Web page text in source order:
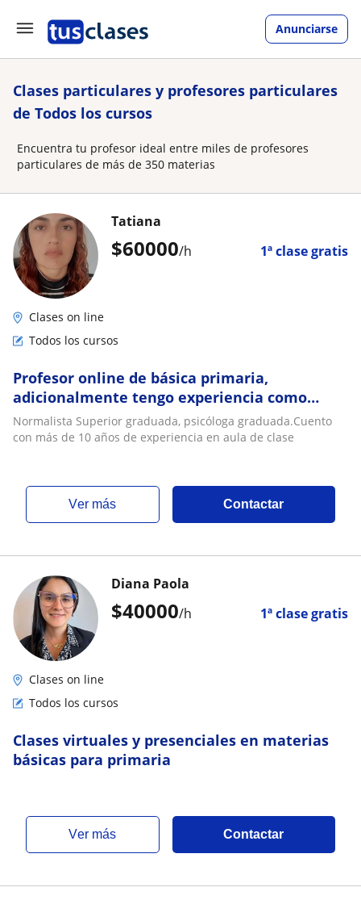
Anunciarse
Clases particulares y profesores particulares
de Todos los cursos
Encuentra tu profesor ideal entre miles de profesores
particulares de más de 350 materias
$60000/h 1ª clase gratis
Tatiana
Clases on line
Todos los cursos
Profesor online de básica primaria,
adicionalmente tengo experiencia como
psicóloga escolar
Normalista Superior graduada, psicóloga graduada.Cuento
con más de 10 años de experiencia en aula de clase
ver más Contactar
$40000/h 1ª clase gratis
Diana Paola
Clases on line
Todos los cursos
Clases virtuales y presenciales en materias
básicas para primaria
ver más Contactar